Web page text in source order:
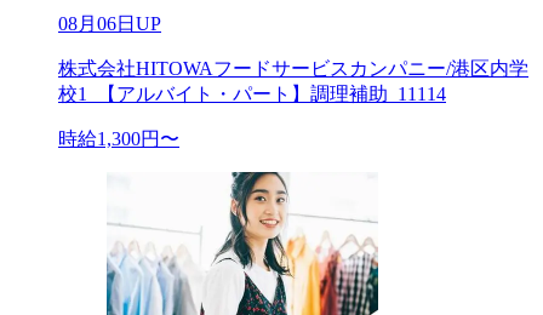
08月06日UP
株式会社HITOWAフードサービスカンパニー/港区内学
校1_【アルバイト・パート】調理補助_11114
時給1,300円〜